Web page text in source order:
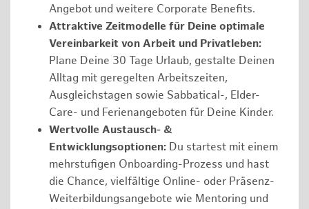
Angebot und weitere Corporate Benefits.
Attraktive Zeitmodelle für Deine optimale
Vereinbarkeit von Arbeit und Privatleben:
Plane Deine 30 Tage Urlaub, gestalte Deinen
Alltag mit geregelten Arbeitszeiten,
Ausgleichstagen sowie Sabbatical-, Elder-
Care- und Ferienangeboten für Deine Kinder.
Wertvolle Austausch- &
Entwicklungsoptionen: Du startest mit einem
mehrstufigen Onboarding-Prozess und hast
die Chance, vielfältige Online- oder Präsenz-
Weiterbildungsangebote wie Mentoring und